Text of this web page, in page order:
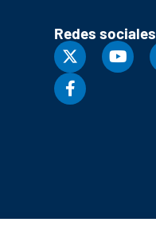
Redes sociales